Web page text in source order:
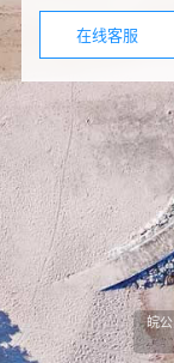
在线客服
皖